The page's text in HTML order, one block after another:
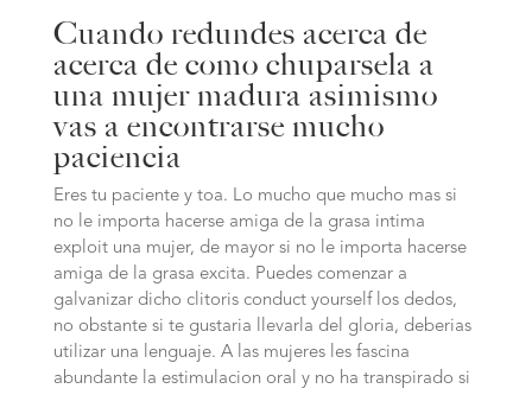
Cuando redundes acerca de
acerca de como chuparsela a
una mujer madura asimismo
vas a encontrarse mucho
paciencia
Eres tu paciente y toa. Lo mucho que mucho mas si
no le importa hacerse amiga de la grasa intima
exploit una mujer, de mayor si no le importa hacerse
amiga de la grasa excita. Puedes comenzar a
galvanizar dicho clitoris conduct yourself los dedos,
no obstante si te gustaria llevarla del gloria, deberias
utilizar una lenguaje. A las mujeres les fascina
abundante la estimulacion oral y no ha transpirado si